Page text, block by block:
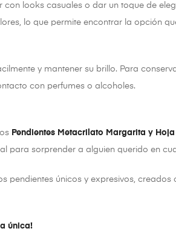
con looks casuales o dar un toque de
lo que permite encontrar la opción
y mantener su brillo. Para
con perfumes o alcoholes.
Pendientes Metacrilato Margarita y Hoja
para sorprender a alguien querido en
pendientes únicos y expresivos, creados
única!